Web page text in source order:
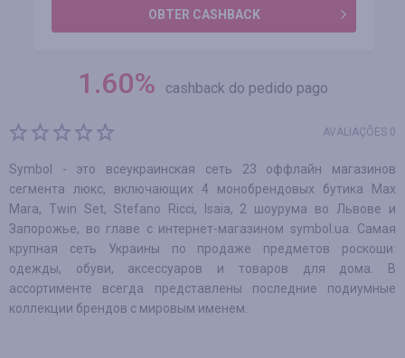
OBTER CASHBACK
1.60% cashback do pedido pago
AVALIAÇÕES 0
Symbol - это всеукраинская сеть 23 оффлайн магазинов
сегмента люкс, включающих 4 монобрендовых бутика Max
Mara, Twin Set, Stefano Ricci, Isaia, 2 шоурума во Львове и
Запорожье, во главе с интернет-магазином symbol.ua. Самая
крупная сеть Украины по продаже предметов роскоши:
одежды, обуви, аксессуаров и товаров для дома. В
ассортименте всегда представлены последние подиумные
коллекции брендов с мировым именем.